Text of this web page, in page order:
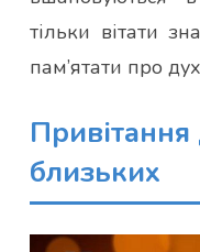
тільки вітати
пам’ятати про
Привітання
близьких